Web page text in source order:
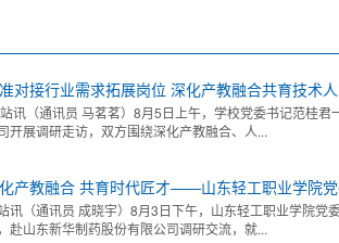
对接行业需求拓展岗位 深化产教融合共育技术
讯（通讯员 马茗茗）8月5日上午，学校党委书记范桂君
开展调研走访，双方围绕深化产教融合、人...
产教融合 共育时代匠才——山东轻工职业学院
讯（通讯员 成晓宇）8月3日下午，山东轻工职业学院党
赴山东新华制药股份有限公司调研交流，就...